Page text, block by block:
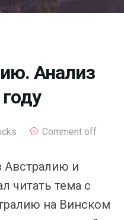
Анализ
Comment off
Австралию и
читать тема с
на Винском